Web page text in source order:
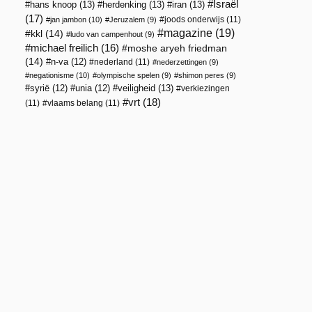
hans knoop (13) herdenking (13) iran (13)
Israël
(17)
jan jambon (10) Jeruzalem (9) joods onderwijs (11)
kkl (14) ludo van campenhout (9) magazine (19)
michael freilich (16)
moshe aryeh friedman
(14)
n-va(12) nederland (11) nederzettingen (9)
negationisme (10) olympische spelen (9) shimon peres (9)
syrië (12) unia(12) veiligheid (13)
verkiezingen
(11)
vlaams belang (11) vrt (18)